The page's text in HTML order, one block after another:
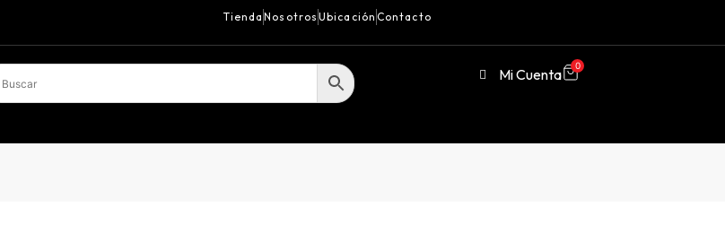
Tienda Nosotros Ubicación Contacto
Mi Cuenta 0